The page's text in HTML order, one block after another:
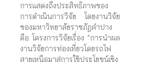
การแสดงถึงประสิทธิภาพของ
การดำเนินการวิจัย โดยงานวิจัย
ของมหาวิทยาลัยราชภัฏลำปาง
คือ โครงการวิจัยเรื่อง “การนำผล
งานวิจัยการท่องเที่ยวโดยรถไฟ
สายเหนือมาสู่การใช้ประโยชน์เชิง